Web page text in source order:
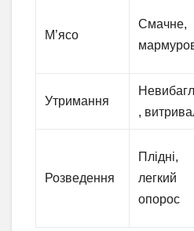
М’ясо
Смачне,
Утримання
,
Розведення
Плідні,
легкий
опорос